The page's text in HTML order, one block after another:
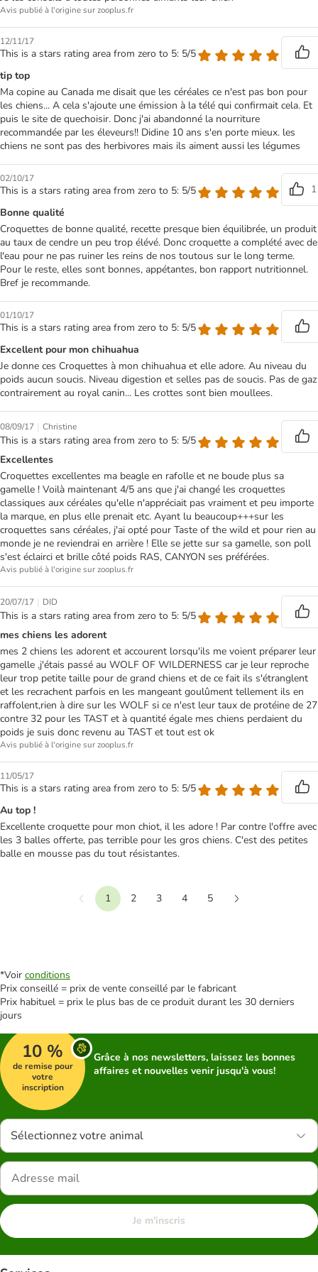
Avis publié à l'origine sur zooplus.fr
12/11/17
This is a stars rating area from zero to 5: 5/5
tip top
Ma copine au Canada me disait que les céréales ce n'est pas bon pour
les chiens... A cela s'ajoute une émission à la télé qui confirmait cela. Et
puis le site de quechoisir. Donc j'ai abandonné la nourriture
recommandée par les éleveurs!! Didine 10 ans s'en porte mieux. les
chiens ne sont pas des herbivores mais ils aiment aussi les légumes
02/10/17
This is a stars rating area from zero to 5: 5/5
1
Bonne qualité
Croquettes de bonne qualité, recette presque bien équilibrée, un produit
au taux de cendre un peu trop élévé. Donc croquette a complété avec de
l'eau pour ne pas ruiner les reins de nos toutous sur le long terme.
Pour le reste, elles sont bonnes, appétantes, bon rapport nutritionnel.
Bref je recommande.
01/10/17
This is a stars rating area from zero to 5: 5/5
Excellent pour mon chihuahua
Je donne ces Croquettes à mon chihuahua et elle adore. Au niveau du
poids aucun soucis. Niveau digestion et selles pas de soucis. Pas de gaz
contrairement au royal canin... Les crottes sont bien moullees.
08/09/17 | Christine
This is a stars rating area from zero to 5: 5/5
Excellentes
Croquettes excellentes ma beagle en rafolle et ne boude plus sa
gamelle ! Voilà maintenant 4/5 ans que j'ai changé les croquettes
classiques aux céréales qu'elle n'appréciait pas vraiment et peu importe
la marque, en plus elle prenait etc. Ayant lu beaucoup+++sur les
croquettes sans céréales, j'ai opté pour Taste of the wild et pour rien au
monde je ne reviendrai en arrière ! Elle se jette sur sa gamelle, son poll
s'est éclairci et brille côté poids RAS, CANYON ses préférées.
Avis publié à l'origine sur zooplus.fr
20/07/17 | DID
This is a stars rating area from zero to 5: 5/5
mes chiens les adorent
mes 2 chiens les adorent et accourent lorsqu'ils me voient préparer leur
gamelle ,j'étais passé au WOLF OF WILDERNESS car je leur reproche
leur trop petite taille pour de grand chiens et de ce fait ils s'étranglent
et les recrachent parfois en les mangeant goulûment tellement ils en
raffolent,rien à dire sur les WOLF si ce n'est leur taux de protéine de 27
contre 32 pour les TAST et à quantité égale mes chiens perdaient du
poids je suis donc revenu au TAST et tout est ok
Avis publié à l'origine sur zooplus.fr
11/05/17
This is a stars rating area from zero to 5: 5/5
Au top !
Excellente croquette pour mon chiot, il les adore ! Par contre l'offre avec
les 3 balles offerte, pas terrible pour les gros chiens. C'est des petites
balle en mousse pas du tout résistantes.
Précédent
1 2 3 4
5
*Voir conditions
Prix conseillé = prix de vente conseillé par le fabricant
Prix habituel = prix le plus bas de ce produit durant les 30 derniers
jours
10 %
de remise pour
votre
inscription
Grâce à nos newsletters, laissez les bonnes
affaires et nouvelles venir jusqu'à vous!
Sélectionnez votre animal
Je m'inscris